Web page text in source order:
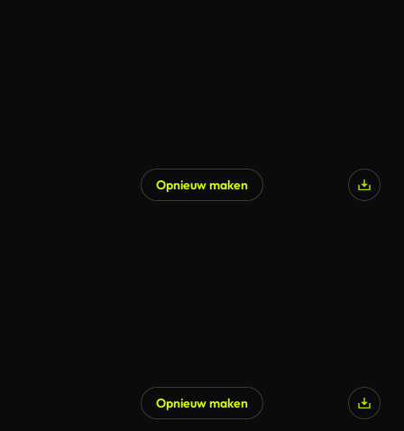
Opnieuw maken
Opnieuw maken